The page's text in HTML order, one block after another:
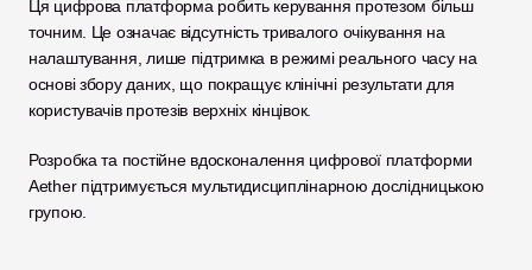
Ця цифрова платформа робить керування протезом більш
точним. Це означає відсутність тривалого очікування на
налаштування, лише підтримка в режимі реального часу на
основі збору даних, що покращує клінічні результати для
користувачів протезів верхніх кінцівок.
Розробка та постійне вдосконалення цифрової платформи
Aether підтримується мультидисциплінарною дослідницькою
групою.